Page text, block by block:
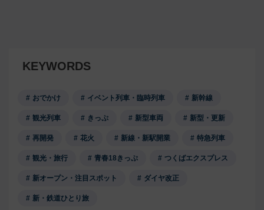
KEYWORDS
おでかけ イベント列車・臨時列車 新幹線
観光列車 きっぷ 新型車両 新型・更新
再開発 花火 新線・新駅開業 特急列車
観光・旅行 青春18きっぷ つくばエクスプレス
新オープン・注目スポット ダイヤ改正
新・鉄道ひとり旅